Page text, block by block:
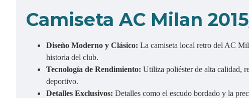
Camiseta AC Milan
Diseño Moderno y Clásico: La camiseta local retro del AC
historia del club.
Tecnología de Rendimiento: Utiliza poliéster de alta calidad,
deportivo.
Detalles Exclusivos: Detalles como el escudo bordado y la